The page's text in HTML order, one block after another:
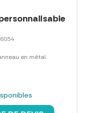
en métal.